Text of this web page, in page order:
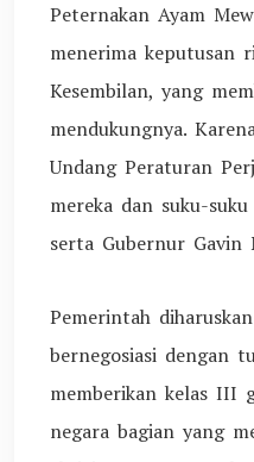
Peternakan Ayam
menerima keputusan
Kesembilan, yang
mendukungnya.
Undang Peraturan
mereka dan suku-
serta Gubernur Gavin
Pemerintah
bernegosiasi dengan
memberikan kelas III
negara bagian yang